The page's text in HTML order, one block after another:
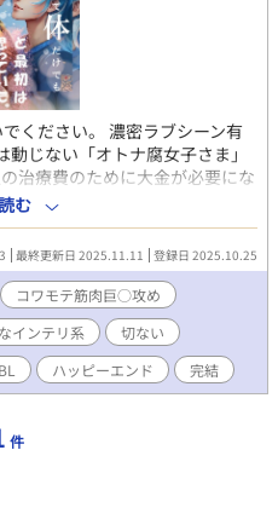
ください。 濃密ラブシーン有
じない「オトナ腐女子さま」
治療費のために大金が必要にな
ら高額報酬の契約結婚を持ち掛
レネが持ち掛けた契約とは、性
二人でテストすること。 愛のな
なったグレイだが、彼は知らな
が、実は長年グレイに対して
女性の存在がなく、男性だけが
、人類は雄しかいないため、
前。 ・この世界では性行為と
娠出産という過程はありませ
ら本編も読みに来てくださ
女子と共にハッピーエンドを
む
最終更新日 2025.11.11 登録日 2025.10.25
コワモテ筋肉巨○攻め
インテリ系
切ない
ハッピーエンド 完結
件